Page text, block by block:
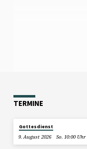
TERMINE
Gottesdienst
9. August 2026
So. 10:00 Uhr